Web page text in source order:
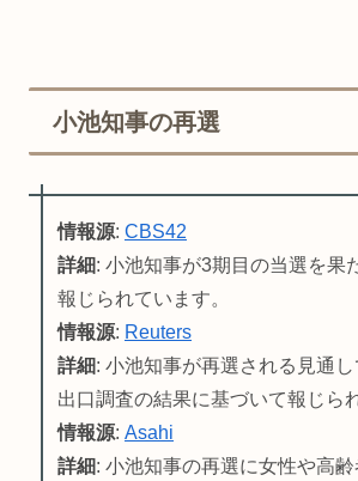
小池知事の再選
情報源: CBS42
詳細: 小池知事が3期目の当選を果
報じられています。
情報源: Reuters
詳細: 小池知事が再選される見通
出口調査の結果に基づいて報じら
情報源: Asahi
詳細: 小池知事の再選に女性や高